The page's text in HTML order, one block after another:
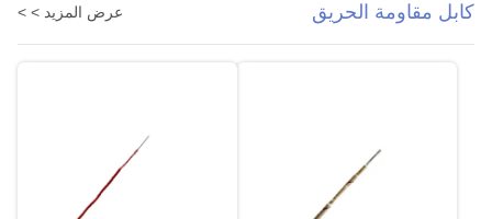
كابل مقاومة الحريق عرض المزيد > >